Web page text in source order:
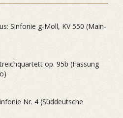
Sinfonie g-Moll, KV 550 (Main-
op. 95b (Fassung
Nr. 4 (Süddeutsche